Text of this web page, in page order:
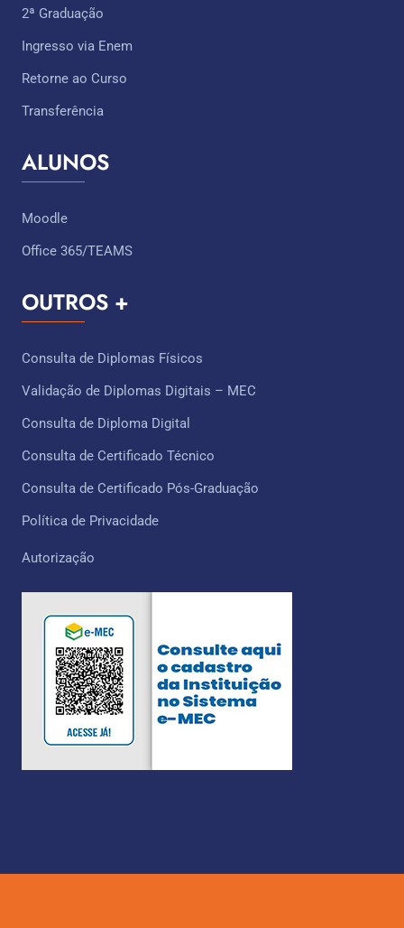
2ª Graduação
Ingresso via Enem
Retorne ao Curso
Transferência
ALUNOS
Moodle
Office 365/TEAMS
OUTROS +
Consulta de Diplomas Físicos
Validação de Diplomas Digitais – MEC
Consulta de Diploma Digital
Consulta de Certificado Técnico ​
Consulta de Certificado Pós-Graduação
Política de Privacidade
Autorização